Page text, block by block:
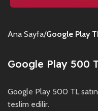
Ana Sayfa Google Play
Google Play 500
Google Play 500 TL
teslim edilir.